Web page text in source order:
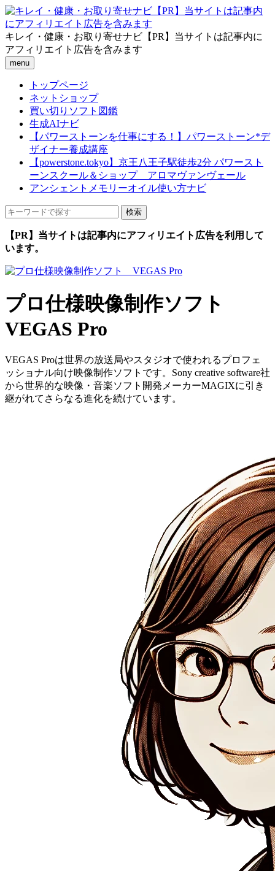
キレイ・健康・お取り寄せナビ【PR】当サイトは記事内に
アフィリエイト広告を含みます
menu
トップページ
ネットショップ
買い切りソフト図鑑
生成AIナビ
【パワーストーンを仕事にする！】パワーストーン*デ
ザイナー養成講座
【powerstone.tokyo】京王八王子駅徒歩2分 パワースト
ーンスクール＆ショップ アロマヴァンヴェール
アンシェントメモリーオイル使い方ナビ
【PR】当サイトは記事内にアフィリエイト広告を利用して
います。
プロ仕様映像制作ソフト
VEGAS Pro
VEGAS Proは世界の放送局やスタジオで使われるプロフェ
ッショナル向け映像制作ソフトです。Sony creative software社
から世界的な映像・音楽ソフト開発メーカーMAGIXに引き
継がれてさらなる進化を続けています。